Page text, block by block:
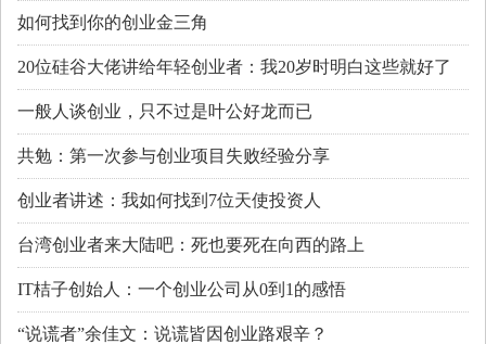
如何找到你的创业金三角
20位硅谷大佬讲给年轻创业者：我20岁时明白这些就好了
一般人谈创业，只不过是叶公好龙而已
共勉：第一次参与创业项目失败经验分享
创业者讲述：我如何找到7位天使投资人
台湾创业者来大陆吧：死也要死在向西的路上
IT桔子创始人：一个创业公司从0到1的感悟
“说谎者”余佳文：说谎皆因创业路艰辛？